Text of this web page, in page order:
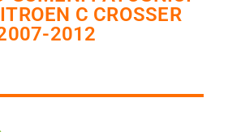
C CROSSER
2012